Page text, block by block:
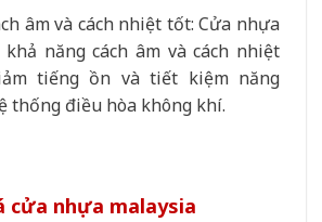
âm và cách nhiệt tốt: Cửa nhựa
khả năng cách âm và cách nhiệt
tiếng ồn và tiết kiệm năng
thống điều hòa không khí.
cửa nhựa malaysia